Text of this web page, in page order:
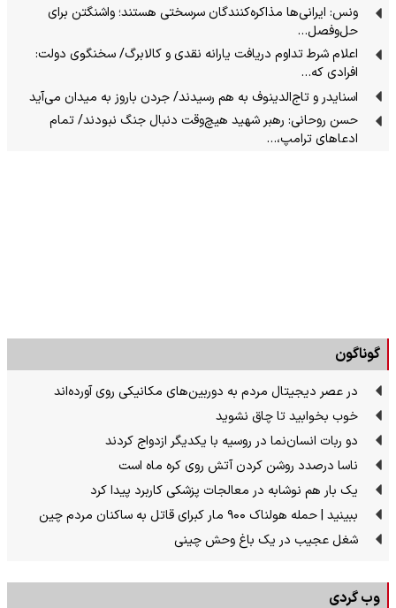
ونس: ایرانی‌ها مذاکره‌کنندگان سرسختی هستند؛ واشنگتن برای
حل‌وفصل…
اعلام شرط تداوم دریافت یارانه نقدی و کالابرگ/ سخنگوی دولت:
افرادی که…
اسنایدر و تاج‌الدینوف به هم رسیدند/ جردن باروز به میدان می‌آید
حسن روحانی: رهبر شهید هیچ‌وقت دنبال جنگ نبودند/ تمام
ادعاهای ترامپ،…
گوناگون
در عصر دیجیتال مردم به دوربین‌های مکانیکی روی آورده‌اند
خوب بخوابید تا چاق نشوید
دو ربات انسان‌نما در روسیه با یکدیگر ازدواج کردند
ناسا درصدد روشن کردن آتش روی کره ماه است
یک بار هم نوشابه در معالجات پزشکی کاربرد پیدا کرد
ببینید | حمله هولناک ۹۰۰ مار کبرای قاتل به ساکنان مردم چین
شغل عجیب در یک باغ وحش چینی
وب گردی